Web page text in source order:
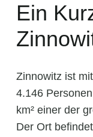
Ein
Zinnowitz ist
4.146
km² einer der
Der Ort